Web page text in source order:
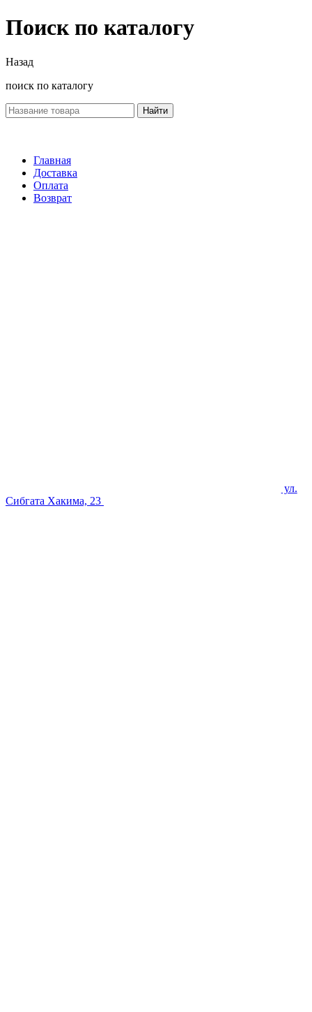
Поиск по каталогу
Назад
поиск по каталогу
Найти
Главная
Доставка
Оплата
Возврат
ул.
Сибгата Хакима, 23